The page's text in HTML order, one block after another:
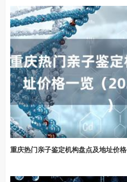
重庆热门亲子鉴定机构盘点及地址价